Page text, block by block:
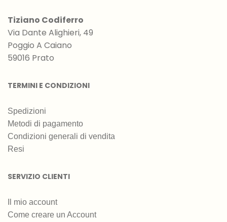
Tiziano Codiferro
Via Dante Alighieri, 49
Poggio A Caiano
59016 Prato
TERMINI E CONDIZIONI
Spedizioni
Metodi di pagamento
Condizioni generali di vendita
Resi
SERVIZIO CLIENTI
Il mio account
Come creare un Account